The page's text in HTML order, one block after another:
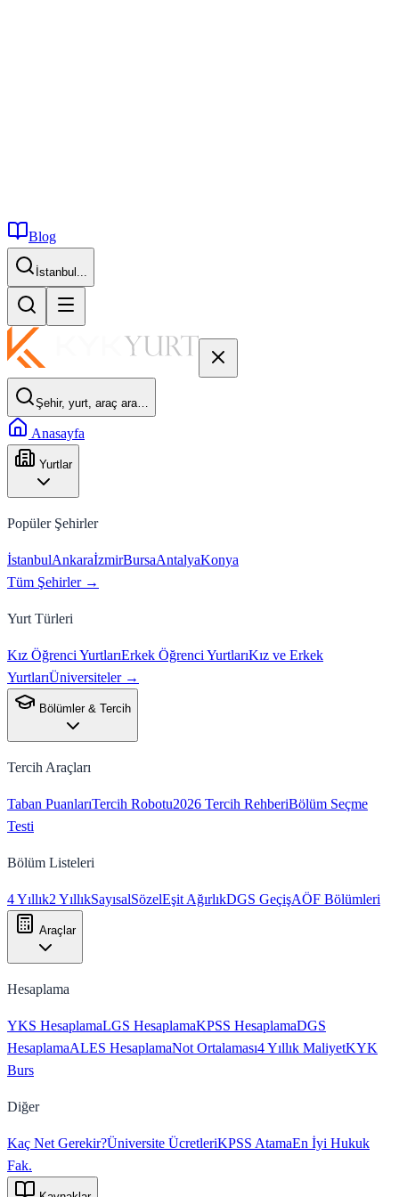
Blog
İstanbul...
Şehir, yurt, araç ara…
Anasayfa
Yurtlar
Popüler Şehirler
İstanbulAnkaraİzmirBursaAntalyaKonya
Tüm Şehirler →
Yurt Türleri
Kız Öğrenci YurtlarıErkek Öğrenci YurtlarıKız ve Erkek
YurtlarıÜniversiteler →
Bölümler & Tercih
Tercih Araçları
Taban PuanlarıTercih Robotu2026 Tercih RehberiBölüm Seçme
Testi
Bölüm Listeleri
4 Yıllık2 YıllıkSayısalSözelEşit AğırlıkDGS GeçişAÖF Bölümleri
Araçlar
Hesaplama
YKS HesaplamaLGS HesaplamaKPSS HesaplamaDGS
HesaplamaALES HesaplamaNot Ortalaması4 Yıllık MaliyetKYK
Burs
Diğer
Kaç Net Gerekir?Üniversite ÜcretleriKPSS AtamaEn İyi Hukuk
Fak.